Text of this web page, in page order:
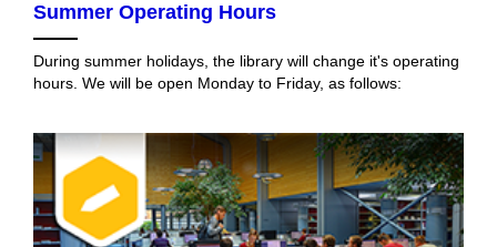
Summer Operating Hours
During summer holidays, the library will change it's operating
hours. We will be open Monday to Friday, as follows: